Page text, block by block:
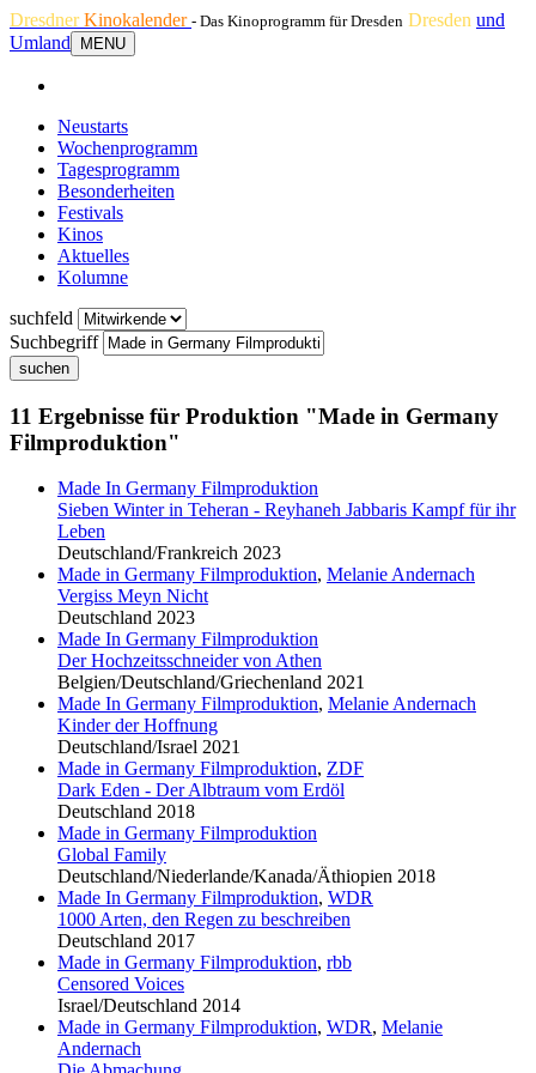
DresdnerKinokalender - Das Kinoprogramm für Dresden Dresden und
Umland
MENU
Neustarts
Wochenprogramm
Tagesprogramm
Besonderheiten
Festivals
Kinos
Aktuelles
Kolumne
suchfeld
Suchbegriff
suchen
11 Ergebnisse für Produktion "Made in Germany
Filmproduktion"
Made In Germany Filmproduktion
Sieben Winter in Teheran - Reyhaneh Jabbaris Kampf für ihr
Leben
Deutschland/Frankreich 2023
Made in Germany Filmproduktion, Melanie Andernach
Vergiss Meyn Nicht
Deutschland 2023
Made In Germany Filmproduktion
Der Hochzeitsschneider von Athen
Belgien/Deutschland/Griechenland 2021
Made In Germany Filmproduktion, Melanie Andernach
Kinder der Hoffnung
Deutschland/Israel 2021
Made in Germany Filmproduktion, ZDF
Dark Eden - Der Albtraum vom Erdöl
Deutschland 2018
Made in Germany Filmproduktion
Global Family
Deutschland/Niederlande/Kanada/Äthiopien 2018
Made In Germany Filmproduktion, WDR
1000 Arten, den Regen zu beschreiben
Deutschland 2017
Made in Germany Filmproduktion, rbb
Censored Voices
Israel/Deutschland 2014
Made in Germany Filmproduktion, WDR, Melanie
Andernach